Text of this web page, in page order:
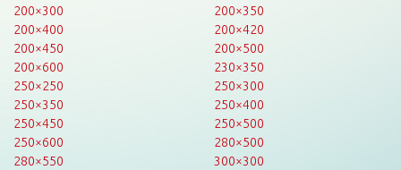
200×300
200×350
200×400
200×420
200×450
200×500
200×600
230×350
250×250
250×300
250×350
250×400
250×450
250×500
250×600
280×500
280×550
300×300